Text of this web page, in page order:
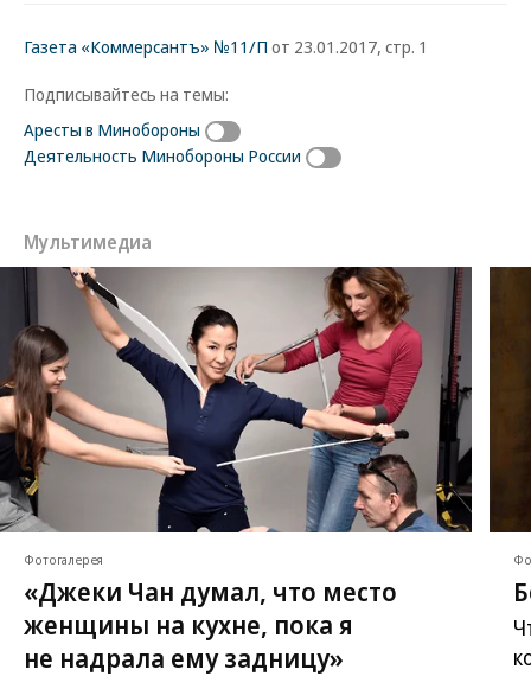
Газета «Коммерсантъ» №11/П от 23.01.2017, стр. 1
Подписывайтесь на темы:
Аресты в Минобороны
Деятельность Минобороны России
Мультимедиа
Фотогалерея
«Джеки Чан думал, что место
женщины на кухне, пока я
не надрала ему задницу»